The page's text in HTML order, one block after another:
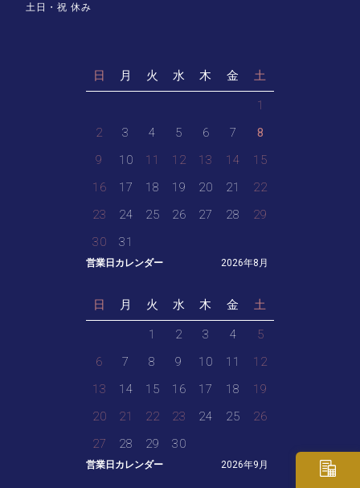
営業日カレンダー 2026年8月
日 月 火 水 木 金 土
1
2
3 4 5 6 7
8
9
10 11 12 13 14
15
16
17 18 19 20 21
22
23
24 25 26 27 28
29
30
31
営業日カレンダー 2026年9月
日 月 火 水 木 金 土
1 2 3 4
5
6
7 8 9 10 11
12
13
14 15 16 17 18
19
20
21 22 23 24 25
26
27
28 29 30
土日・祝 休み